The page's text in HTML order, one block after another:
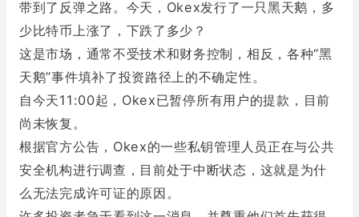
带到了反弹之路。今天，Okex发行了一只黑天鹅，多
少比特币上涨了，下跌了多少？
这是市场，通常不受技术和财务控制，相反，各种“黑
天鹅”事件填补了投资路径上的不确定性。
自今天11:00起，Okex已暂停所有用户的提款，目前
尚未恢复。
根据官方公告，Okex的一些私钥管理人员正在与公共
安全机构进行调查，目前处于中断状态，这就是为什
么无法完成许可证的原因。